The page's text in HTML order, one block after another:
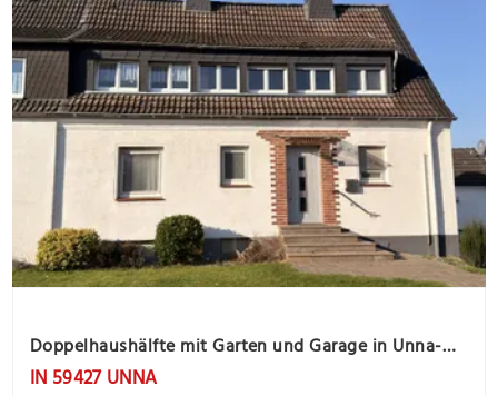
Doppelhaushälfte mit Garten und Garage in Unna-Massen
IN 59427 UNNA